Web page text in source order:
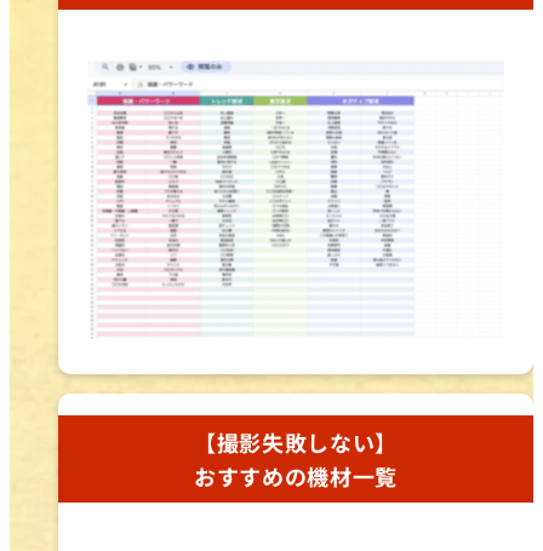
【撮影失敗しない】
おすすめの機材一覧